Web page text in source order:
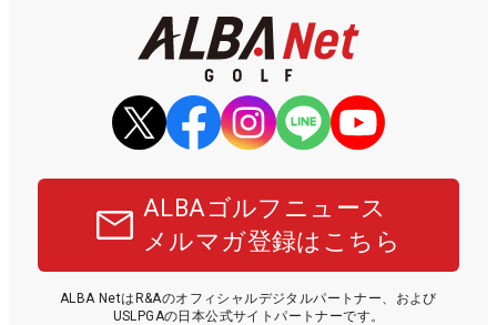
ALBAゴルフニュース
メルマガ登録はこちら
ALBA NetはR&Aのオフィシャルデジタルパートナー、および
USLPGAの日本公式サイトパートナーです。